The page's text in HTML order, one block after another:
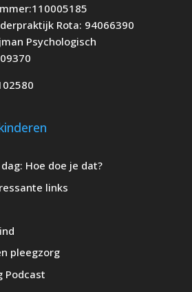
Rota: 94066390
Psychologisch
Hoe doe je dat?
links
pleegzorg
Podcast